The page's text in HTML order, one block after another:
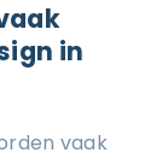
in
vaak